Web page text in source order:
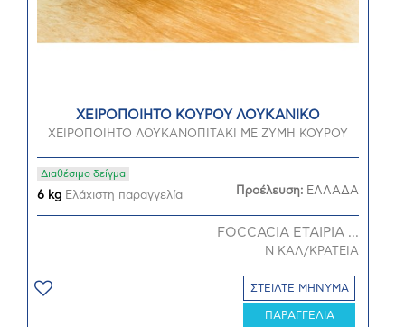
ΧΕΙΡΟΠΟΙΗΤΟ ΚΟΥΡΟΥ ΛΟΥΚΑΝΙΚΟ
ΧΕΙΡΟΠΟΙΗΤΟ ΛΟΥΚΑΝΟΠΙΤΑΚΙ ΜΕ ΖΥΜΗ ΚΟΥΡΟΥ
Διαθέσιμο δείγμα
6 kg Ελάχιστη παραγγελία Προέλευση: ΕΛΛΑΔΑ
FOCCACIA ΕΤΑΙΡΙΑ ...
Ν ΚΑΛ/ΚΡΑΤΕΙΑ
ΣΤΕΙΛΤΕ ΜΗΝΥΜΑ
ΠΑΡΑΓΓΕΛΙΑ